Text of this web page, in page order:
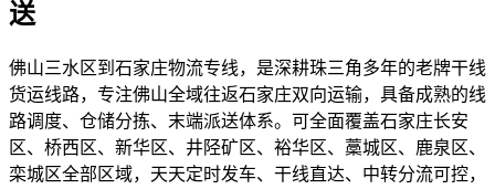
送
佛山三水区到石家庄物流专线，是深耕珠三角多年的老牌干线
货运线路，专注佛山全域往返石家庄双向运输，具备成熟的线
路调度、仓储分拣、末端派送体系。可全面覆盖石家庄长安
区、桥西区、新华区、井陉矿区、裕华区、藁城区、鹿泉区、
栾城区全部区域，天天定时发车、干线直达、中转分流可控，